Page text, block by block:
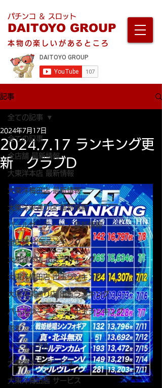
パチンコ ＆ スロット
DAITOYO GROUP
本物の楽しいがあるところ
記事
全ての記事
全店舗 最新情報
大東洋本店 最新情報
大東洋梅田店 最新情報
大東洋東通り店 最新情報
パールサーティーン 最新情報
全店舗 出玉ランキング
大東洋本店 出玉ランキング
大東洋梅田店 出玉ランキング
大東洋東通り店 出玉ランキング
パールサーティーン 出玉ランキング
周年
リニューアル
大東洋本店 サービス
大東洋梅田店 サービス
全ての記事
2024.7.17 ランキング更
新 クラブD
2024年7月17日